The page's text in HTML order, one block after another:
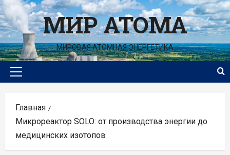
Перейти
к
содержимомуМИР АТОМА
МИРОВАЯ АТОМНАЯ ЭНЕРГЕТИКА
Основное
Главная
Микрореактор SOLO: от производства энергии до
медицинских изотопов